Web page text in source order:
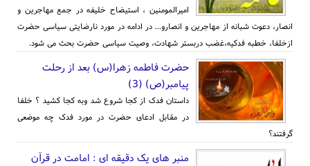
امیرالمومنین ، استیضاح خلیفه در جمع مهاجرین و
انصار، دعوت شبانه از مهاجرین و انصارو... در ادامه در مورد نارضایتی سیاسی حضرت
ازخلفا، خطبه فدکیه،غضب دربستر شهادت، وصیت سیاسی حضرت بحث می شود.
حضرت فاطمه زهرا(س) بعد از رحلت
پیامبر(ص) (3)
داستان فدک از کجا شروع شد وبه کجا کشید ؟ خلفا
در مقابل ادعای حضرت در مورد فدک چه موضعی
گرفتند؟
منبر های یک دقیقه ای : امامت در قرآن